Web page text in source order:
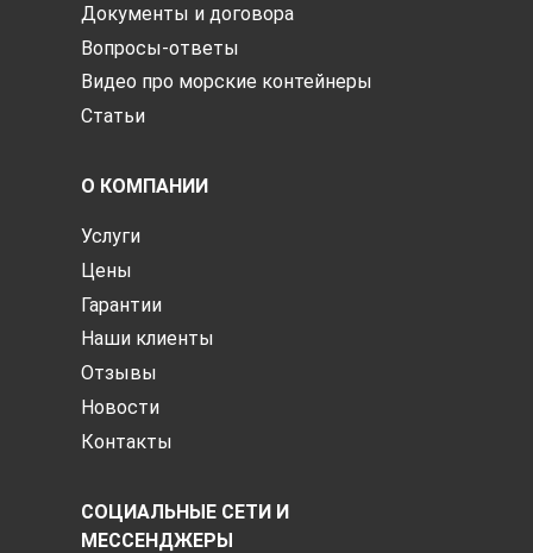
Документы и договора
Вопросы-ответы
Видео про морские контейнеры
Статьи
О КОМПАНИИ
Услуги
Цены
Гарантии
Наши клиенты
Отзывы
Новости
Контакты
СОЦИАЛЬНЫЕ СЕТИ И
МЕССЕНДЖЕРЫ